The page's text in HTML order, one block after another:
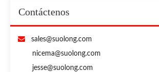
Contáctenos
 sales@suolong.com
nicema@suolong.com
jesse@suolong.com